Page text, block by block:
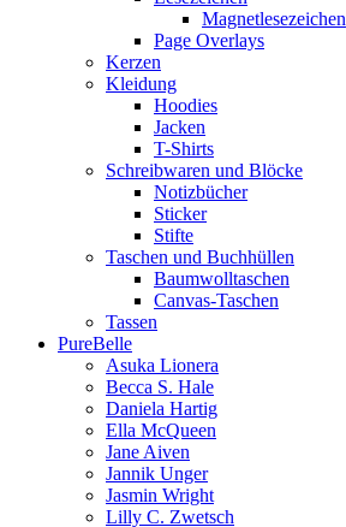
Magnetlesezeichen
Page Overlays
Kerzen
Kleidung
Hoodies
Jacken
T-Shirts
Schreibwaren und Blöcke
Notizbücher
Sticker
Stifte
Taschen und Buchhüllen
Baumwolltaschen
Canvas-Taschen
Tassen
PureBelle
Asuka Lionera
Becca S. Hale
Daniela Hartig
Ella McQueen
Jane Aiven
Jannik Unger
Jasmin Wright
Lilly C. Zwetsch